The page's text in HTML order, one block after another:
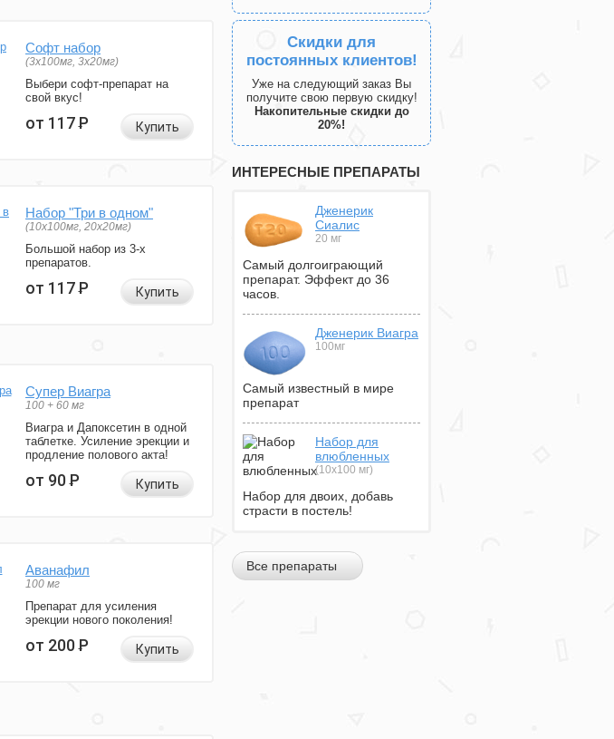
Софт набор
(3x100мг, 3x20мг)
Выбери софт-препарат на
свой вкус!
от 117Р Купить
Набор "Три в одном"
(10x100мг, 20x20мг)
Большой набор из 3-х
препаратов.
от 117Р Купить
Супер Виагра
100 + 60 мг
Виагра и Дапоксетин в одной
таблетке. Усиление эрекции и
продление полового акта!
от 90Р Купить
Аванафил
100 мг
Препарат для усиления
эрекции нового поколения!
от 200Р Купить
Скидки для
постоянных клиентов!
Уже на следующий заказ Вы
получите свою первую скидку!
Накопительные скидки до
20%!
ИНТЕРЕСНЫЕ ПРЕПАРАТЫ
Дженерик
Сиалис
20 мг
Самый долгоиграющий
препарат. Эффект до 36
часов.
Дженерик Виагра
100мг
Самый известный в мире
препарат
Набор для
влюбленных
(10х100 мг)
Набор для двоих, добавь
страсти в постель!
Все препараты